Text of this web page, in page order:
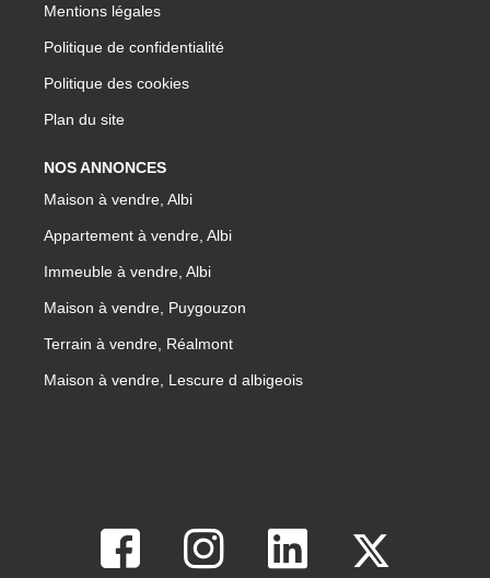
Mentions légales
Politique de confidentialité
Politique des cookies
Plan du site
NOS ANNONCES
Maison à vendre, Albi
Appartement à vendre, Albi
Immeuble à vendre, Albi
Maison à vendre, Puygouzon
Terrain à vendre, Réalmont
Maison à vendre, Lescure d albigeois